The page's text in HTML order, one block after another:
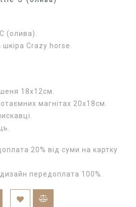
(олива).
шкіра Crazy horse.
18х12см.
магнітах 20х18см.
20% від суми на картку
передоплата 100%.